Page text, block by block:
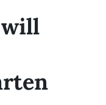
will